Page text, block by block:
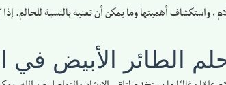
، واستكشاف أهميتها وما يمكن أن تعنيه بالنسبة
الطائر الأبيض في